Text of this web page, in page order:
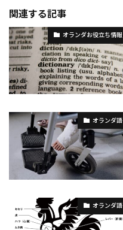
関連する記事
オランダお役立ち情報
オランダ語
オランダ語